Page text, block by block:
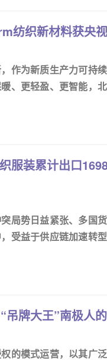
纺织新材料获央
作为新质生产力可持
、更轻盈、更智能，
服装累计出口
局势日益紧张、多国
受益于供应链加速转
牌大王”南极人
的模式运营，以其广